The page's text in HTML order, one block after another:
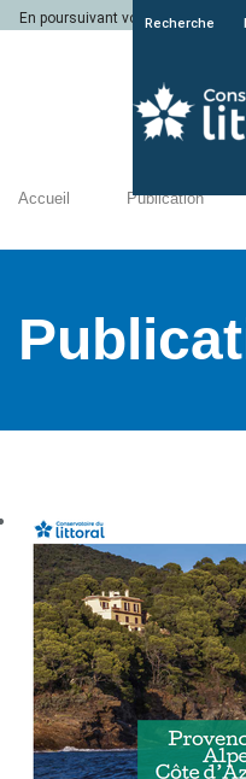
En poursuivant votre navigation
Recherche
Accueil Publication